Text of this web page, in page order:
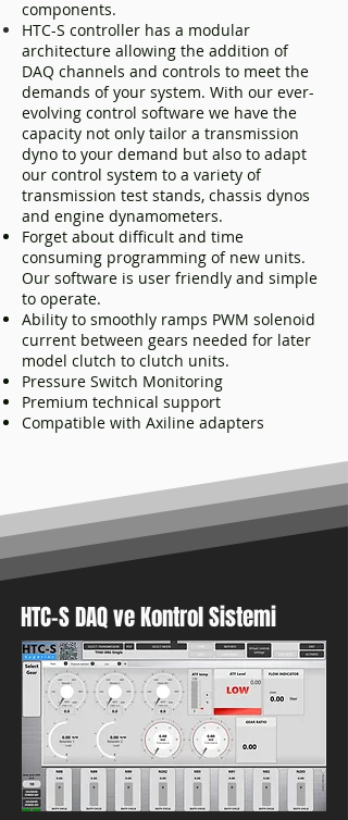
components.
HTC-S controller has a modular
architecture allowing the addition of
DAQ channels and controls to meet the
demands of your system. With our ever-
evolving control software we have the
capacity not only tailor a transmission
dyno to your demand but also to adapt
our control system to a variety of
transmission test stands, chassis dynos
and engine dynamometers.
Forget about difficult and time
consuming programming of new units.
Our software is user friendly and simple
to operate.
Ability to smoothly ramps PWM solenoid
current between gears needed for later
model clutch to clutch units.
Pressure Switch Monitoring
Premium technical support
Compatible with Axiline adapters
HTC-S DAQ ve Kontrol Sistemi